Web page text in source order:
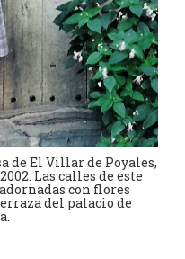
de El Villar de Poyales,
Las calles de este
con flores
del palacio de